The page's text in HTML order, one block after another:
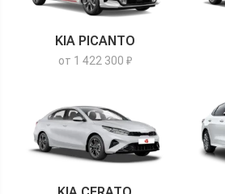
KIA PICANTO
от 1 422 300 ₽